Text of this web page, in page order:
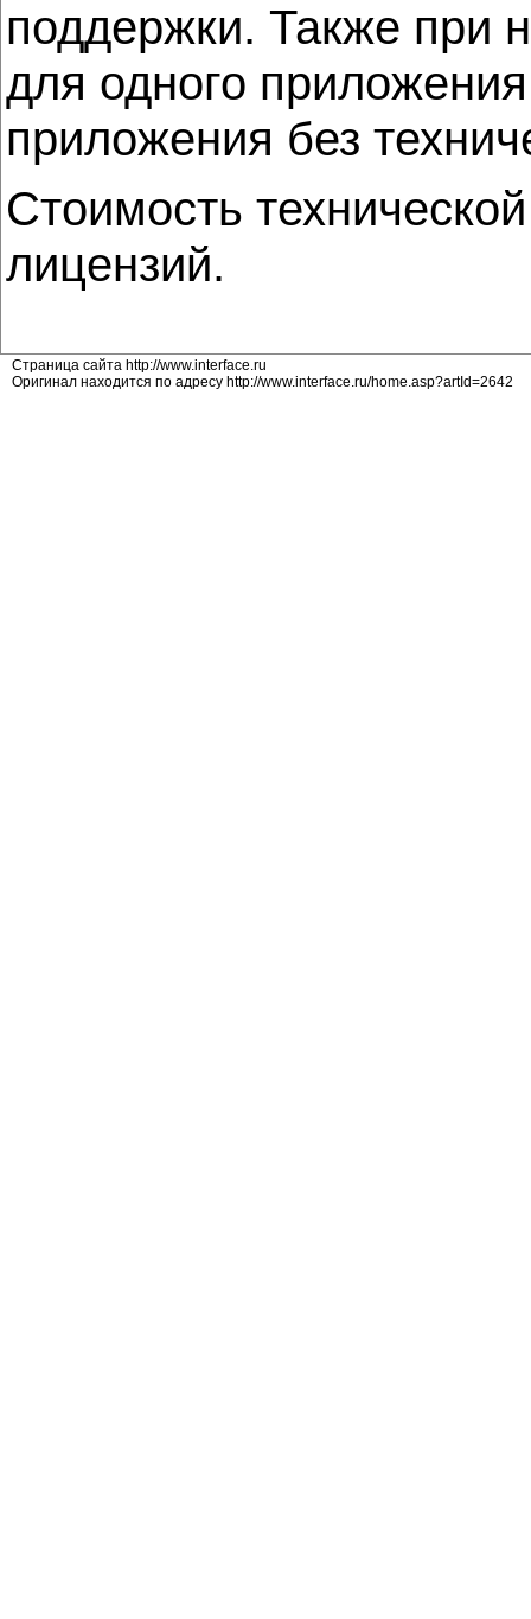
поддержки. Также при
для одного
приложения без
Стоимость
лицензий.
Страница сайта http://www.interface.ru
Оригинал находится по адресу http://www.interface.ru/home.asp?artId=2642